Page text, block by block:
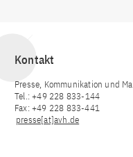
Kontakt
Presse, Kommunikation und
Tel.: +49 228 833-144
Fax: +49 228 833-441
presse[at]avh.de